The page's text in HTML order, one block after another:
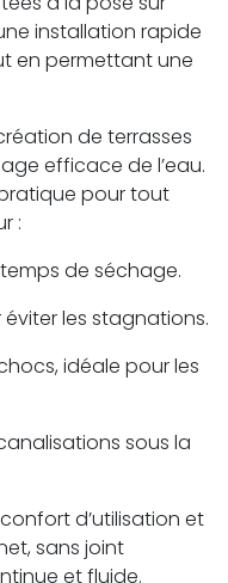
installation rapide
en permettant une
de terrasses
efficace de l’eau.
pour tout
:
de séchage.
éviter les stagnations.
idéale pour les
sous la
d’utilisation et
sans joint
et fluide.